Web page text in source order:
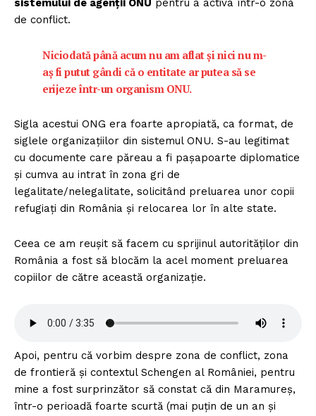
sistemului de agenții ONU pentru a activa într-o zonă
de conflict.
Niciodată până acum nu am aflat și nici nu m-
aș fi putut gândi că o entitate ar putea să se
erijeze într-un organism ONU.
Sigla acestui ONG era foarte apropiată, ca format, de
siglele organizațiilor din sistemul ONU. S-au legitimat
cu documente care păreau a fi pașapoarte diplomatice
și cumva au intrat în zona gri de
legalitate/nelegalitate, solicitând preluarea unor copii
refugiați din România și relocarea lor în alte state.
Ceea ce am reușit să facem cu sprijinul autorităților din
România a fost să blocăm la acel moment preluarea
copiilor de către această organizație.
Apoi, pentru că vorbim despre zona de conflict, zona
de frontieră și contextul Schengen al României, pentru
mine a fost surprinzător să constat că din Maramureș,
într-o perioadă foarte scurtă (mai puțin de un an și